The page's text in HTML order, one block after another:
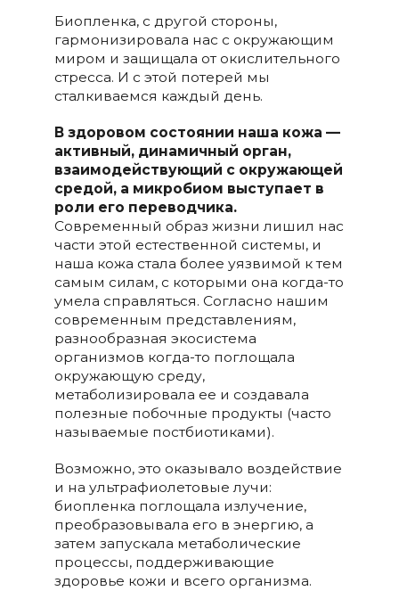
Биопленка, с другой стороны,
гармонизировала нас с окружающим
миром и защищала от окислительного
стресса. И с этой потерей мы
сталкиваемся каждый день.
В здоровом состоянии наша кожа —
активный, динамичный орган,
взаимодействующий с окружающей
средой, а микробиом выступает в
роли его переводчика.
Современный образ жизни лишил нас
части этой естественной системы, и
наша кожа стала более уязвимой к тем
самым силам, с которыми она когда-то
умела справляться. Согласно нашим
современным представлениям,
разнообразная экосистема
организмов когда-то поглощала
окружающую среду,
метаболизировала ее и создавала
полезные побочные продукты (часто
называемые постбиотиками).
Возможно, это оказывало воздействие
и на ультрафиолетовые лучи:
биопленка поглощала излучение,
преобразовывала его в энергию, а
затем запускала метаболические
процессы, поддерживающие
здоровье кожи и всего организма.